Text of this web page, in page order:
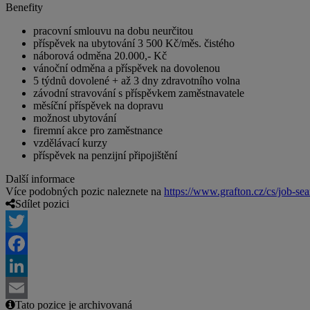
Benefity
pracovní smlouvu na dobu neurčitou
příspěvek na ubytování 3 500 Kč/měs. čistého
náborová odměna 20.000,- Kč
vánoční odměna a příspěvek na dovolenou
5 týdnů dovolené + až 3 dny zdravotního volna
závodní stravování s příspěvkem zaměstnavatele
měsíční příspěvek na dopravu
možnost ubytování
firemní akce pro zaměstnance
vzdělávací kurzy
příspěvek na penzijní připojištění
Další informace
Více podobných pozic naleznete na https://www.grafton.cz/cs/job-
Sdílet pozici
Twitter
Facebook
LinkedIn
Tato pozice je archivovaná